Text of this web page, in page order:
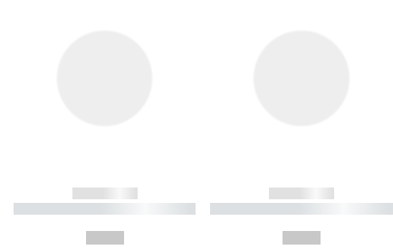
------------
----------- ----------- ----------
------------
----------- ----------- ----------